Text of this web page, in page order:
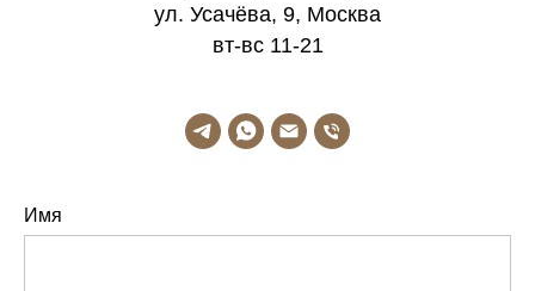
ул. Усачёва, 9, Москва
вт-вс 11-21
Имя